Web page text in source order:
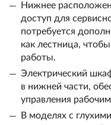
Нижнее
доступ для
потребуется
как лестница,
работы.
Электрический
в нижней части,
управления
В моделях с